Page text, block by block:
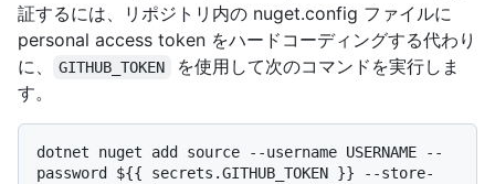
証するには、リポジトリ内の nuget.config ファイルに
personal access token をハードコーディングする代わり
に、
GITHUB_TOKEN
を使用して次のコマンドを実行しま
す。
dotnet nuget add source --username USERNAME --
password ${{ secrets.GITHUB_TOKEN }} --store-